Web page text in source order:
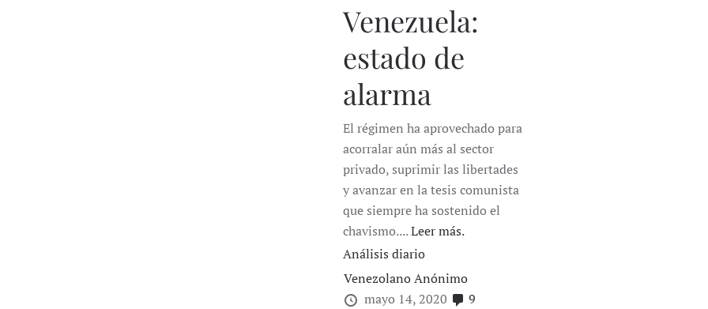
Venezuela:
estado de
alarma
El régimen ha aprovechado para
acorralar aún más al sector
privado, suprimir las libertades
y avanzar en la tesis comunista
que siempre ha sostenido el
chavismo....Leer más.
Análisis diario
Venezolano Anónimo
mayo 14, 2020
9